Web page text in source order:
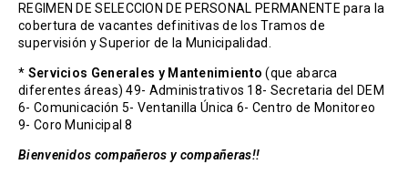
REGIMEN DE SELECCION DE PERSONAL PERMANENTE para la
cobertura de vacantes definitivas de los Tramos de
supervisión y Superior de la Municipalidad.
* Servicios Generales y Mantenimiento (que abarca
diferentes áreas) 49- Administrativos 18- Secretaria del DEM
6- Comunicación 5- Ventanilla Única 6- Centro de Monitoreo
9- Coro Municipal 8
Bienvenidos compañeros y compañeras!!